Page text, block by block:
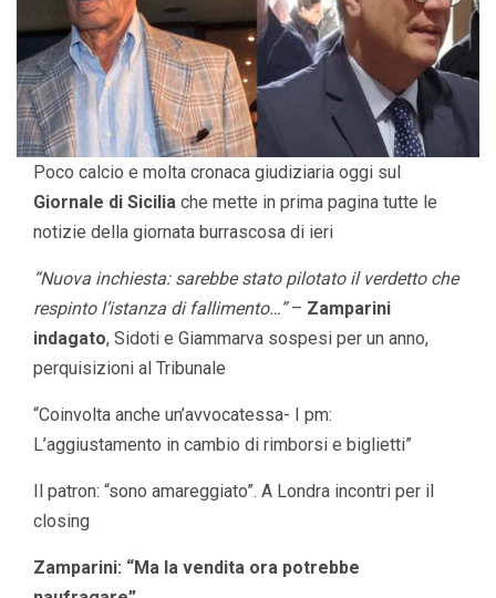
Poco calcio e molta cronaca giudiziaria oggi sul
Giornale di Sicilia che mette in prima pagina tutte le
notizie della giornata burrascosa di ieri
“Nuova inchiesta: sarebbe stato pilotato il verdetto che
respinto l’istanza di fallimento…”– Zamparini
indagato, Sidoti e Giammarva sospesi per un anno,
perquisizioni al Tribunale
“Coinvolta anche un’avvocatessa- I pm:
L’aggiustamento in cambio di rimborsi e biglietti”
Il patron: “sono amareggiato”. A Londra incontri per il
closing
Zamparini: “Ma la vendita ora potrebbe